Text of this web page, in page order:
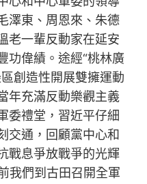
澤東、周恩來、朱德
老一輩反動家在延安
功偉績。途經“桃林廣
創造性開展雙擁運動
年充滿反動樂觀主義
委禮堂，習近平仔細
交通，回顧黨中心和
戰息爭放戰爭的光輝
我們到古田召開全軍